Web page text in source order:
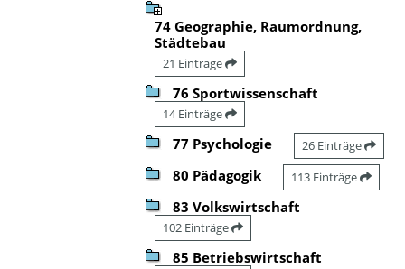
74 Geographie, Raumordnung,
Städtebau
21 Einträge
76 Sportwissenschaft
14 Einträge
77 Psychologie 26 Einträge
80 Pädagogik 113 Einträge
83 Volkswirtschaft
102 Einträge
85 Betriebswirtschaft